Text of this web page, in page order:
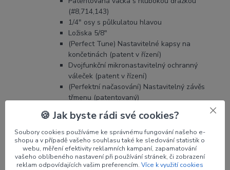
(#8,714,143)
1/4" osy s půlkulatou hlavou
Ložiska 5/8"
(Perfect Tune) Nastavitelné kapsy na
končetinách (patent v řízení)
Dvojfunkční mikronastavitelný ochranný
váleček (patent v řízení)
(Perfektní načasování) Nastavitelný závěs
třmenu (patentovaný)
Integrovaný držák QAD
Součástí je i modifikátor rychlosti, který ale
není nainstalován, a umožňuje dalších 5-6 FPS.
Dvě sady zarážek umožňují jemné nastavení
odpalu.
🍪 Jak byste rádi své cookies?
Soubory cookies používáme ke správnému fungování našeho e-
shopu a v případě vašeho souhlasu také ke sledování statistik o
webu, měření efektivity reklamních kampaní, zapamatování
vašeho oblíbeného nastavení při používání stránek, či zobrazení
reklam odpovídajících vašim preferencím. Více k využití cookies